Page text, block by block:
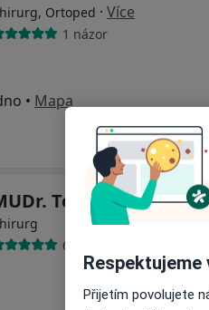
Ortoped · Více
1 názor
• Mapa
Tomáš Bureš
6 názorů
Přijetím povolujete